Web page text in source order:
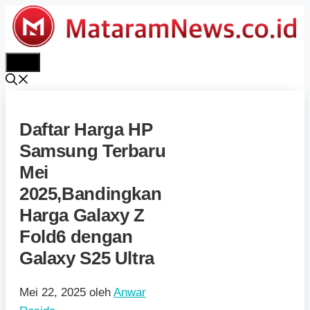
Langsung
ke
isi
Daftar Harga HP
Samsung Terbaru
Mei
2025,Bandingkan
Harga Galaxy Z
Fold6 dengan
Galaxy S25 Ultra
Mei 22, 2025 oleh Anwar